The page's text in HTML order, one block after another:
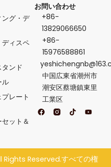
グ・デ
ディスペ
ンド
ル
レート
ット＆
お問い合わせ
+86-
13829066650
+86-
15976588861
中国広東省潮州市
潮安区蔡塘鎮東里
工業区
フ
ェ
ク
テ
ィ
Y
o
e
Rights Reserved.すべての権